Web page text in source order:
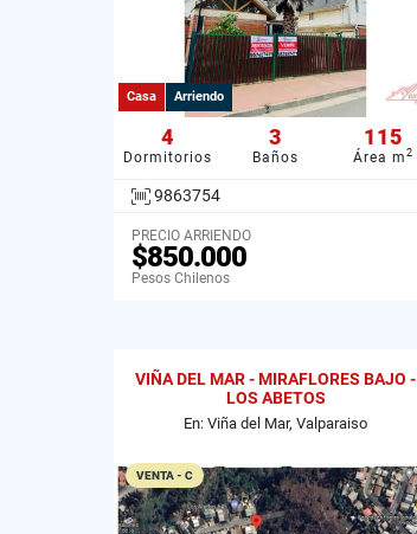
Casa Arriendo
4
Dormitorios
3
Baños
115
Área m 2
9863754
PRECIO ARRIENDO
$850.000
Pesos Chilenos
VIÑA DEL MAR - MIRAFLORES BAJO -
LOS ABETOS
En: Viña del Mar, Valparaiso
VENTA - C